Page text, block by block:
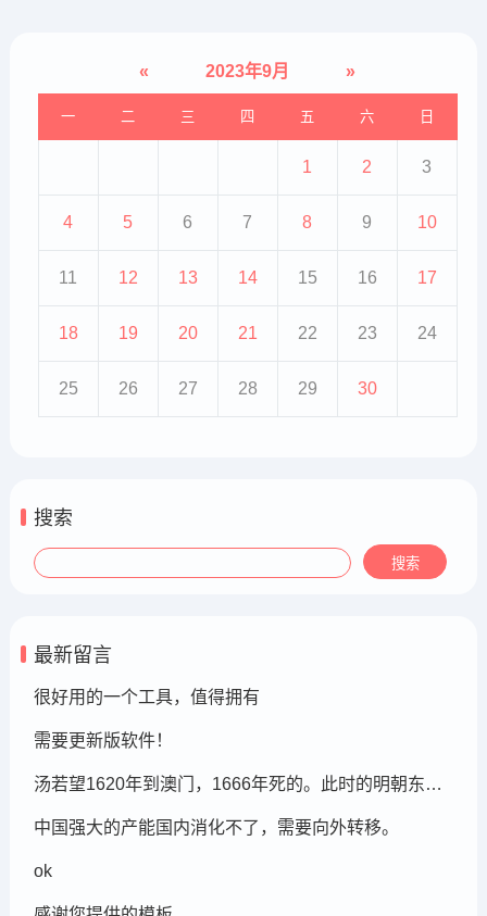
« 2023年9月 »
一 二 三 四 五 六 日
1 2 3
4 5 6 7 8 9 10
11 12 13 14 15 16 17
18 19 20 21 22 23 24
25 26 27 28 29 30
搜索
最新留言
很好用的一个工具，值得拥有
需要更新版软件！
汤若望1620年到澳门，1666年死的。此时的明朝东北地区已经被后金国成立了，在明朝灭亡的崇祯年间，汤若望还能和明朝天文学家一起到东北地区做这个制定历法的比赛，很强大啊。鹤岗，在今天的黑龙江省东部的鹤岗市
中国强大的产能国内消化不了，需要向外转移。
ok